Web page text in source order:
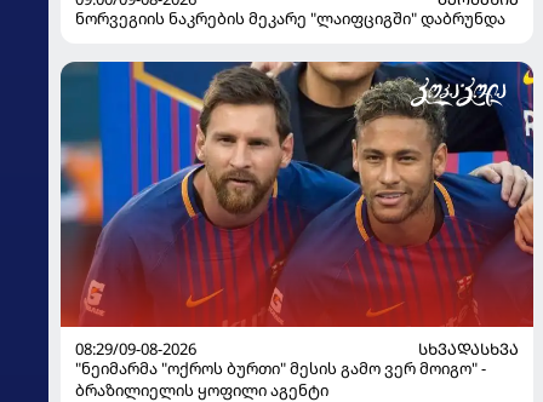
ნორვეგიის ნაკრების მეკარე "ლაიფციგში" დაბრუნდა
08:29/09-08-2026
ᲡᲮᲕᲐᲓᲐᲡᲮᲕᲐ
"ნეიმარმა "ოქროს ბურთი" მესის გამო ვერ მოიგო" -
ბრაზილიელის ყოფილი აგენტი